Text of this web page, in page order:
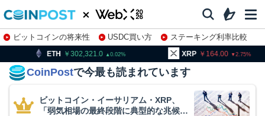
ビットコインの将来性 USDC買い方
ステーキング利率比較
株特集・関連銘柄
0.02 XRP 2.75 BNB
CoinPostで今最も読まれています
ビットコイン・イーサリアム・XRP、
「弱気相場の最終段階に典型的な兆候」